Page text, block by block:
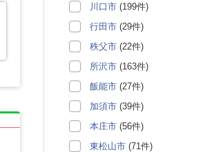
川口市 (199件)
行田市 (29件)
秩父市 (22件)
所沢市 (163件)
飯能市 (27件)
加須市 (39件)
本庄市 (56件)
東松山市 (71件)